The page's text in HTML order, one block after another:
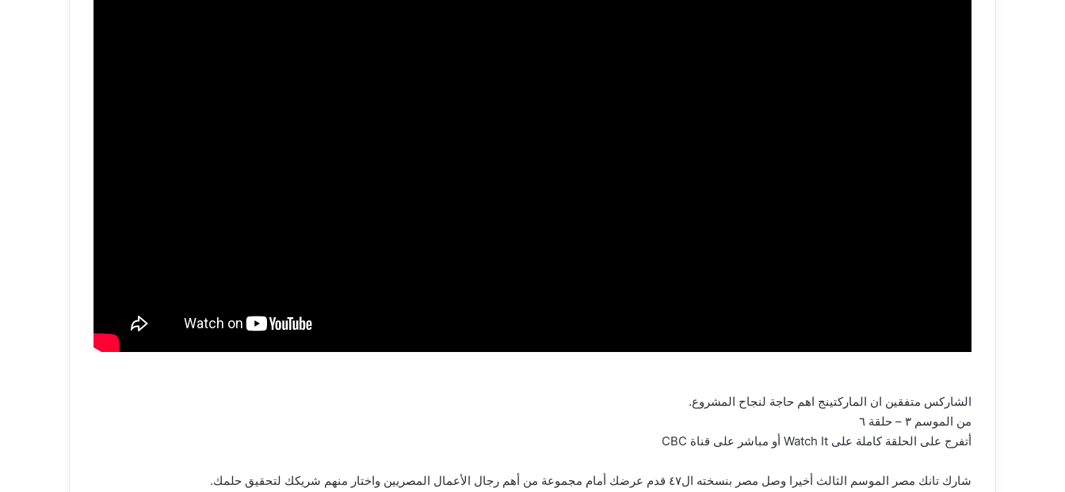
الشاركس متفقين ان الماركتينج اهم حاجة لنجاح المشروع.
من الموسم ٣ – حلقة ٦
أتفرج على الحلقة كاملة على Watch It أو مباشر على قناة CBC
شارك تانك مصر الموسم الثالث أخيرا وصل مصر بنسخته ال٤٧ قدم عرضك أمام مجموعة من أهم رجال الأعمال المصريين واختار منهم شريكك لتحقيق حلمك.